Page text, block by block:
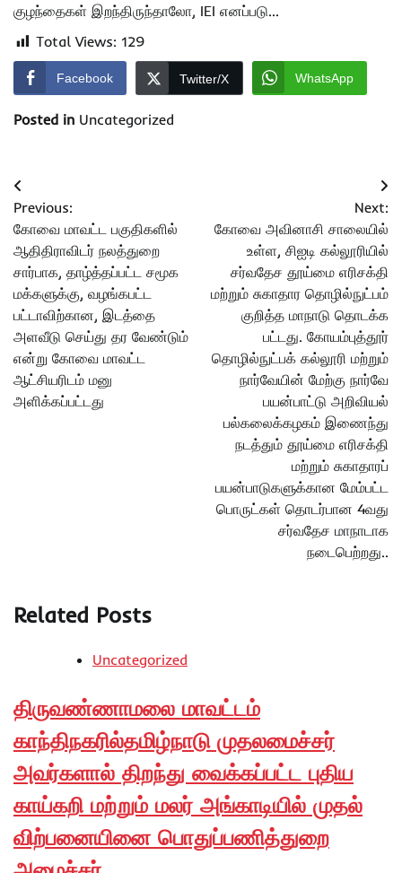
குழந்தைகள் இறந்திருந்தாலோ, IEI எனப்படு…
Total Views: 129
Facebook Twitter/X WhatsApp
Posted in Uncategorized
Post
navigation
Previous:
கோவை மாவட்ட பகுதிகளில்
ஆதிதிராவிடர் நலத்துறை
சார்பாக, தாழ்த்தப்பட்ட சமூக
மக்களுக்கு, வழங்கபட்ட
பட்டாவிற்கான, இடத்தை
அளவீடு செய்து தர வேண்டும்
என்று கோவை மாவட்ட
ஆட்சியரிடம் மனு
அளிக்கப்பட்டது
Next:
கோவை அவினாசி சாலையில்
உள்ள, சிஐடி கல்லூரியில்
சர்வதேச தூய்மை எரிசக்தி
மற்றும் சுகாதார தொழில்நுட்பம்
குறித்த மாநாடு தொடக்க
பட்டது. கோயம்புத்தூர்
தொழில்நுட்பக் கல்லூரி மற்றும்
நார்வேயின் மேற்கு நார்வே
பயன்பாட்டு அறிவியல்
பல்கலைக்கழகம் இணைந்து
நடத்தும் தூய்மை எரிசக்தி
மற்றும் சுகாதாரப்
பயன்பாடுகளுக்கான மேம்பட்ட
பொருட்கள் தொடர்பான 4வது
சர்வதேச மாநாடாக
நடைபெற்றது..
Related Posts
Uncategorized
திருவண்ணாமலை மாவட்டம்
காந்திநகரில்தமிழ்நாடு முதலமைச்சர்
அவர்களால் திறந்து வைக்கப்பட்ட புதிய
காய்கறி மற்றும் மலர் அங்காடியில் முதல்
விற்பனையினை பொதுப்பணித்துறை